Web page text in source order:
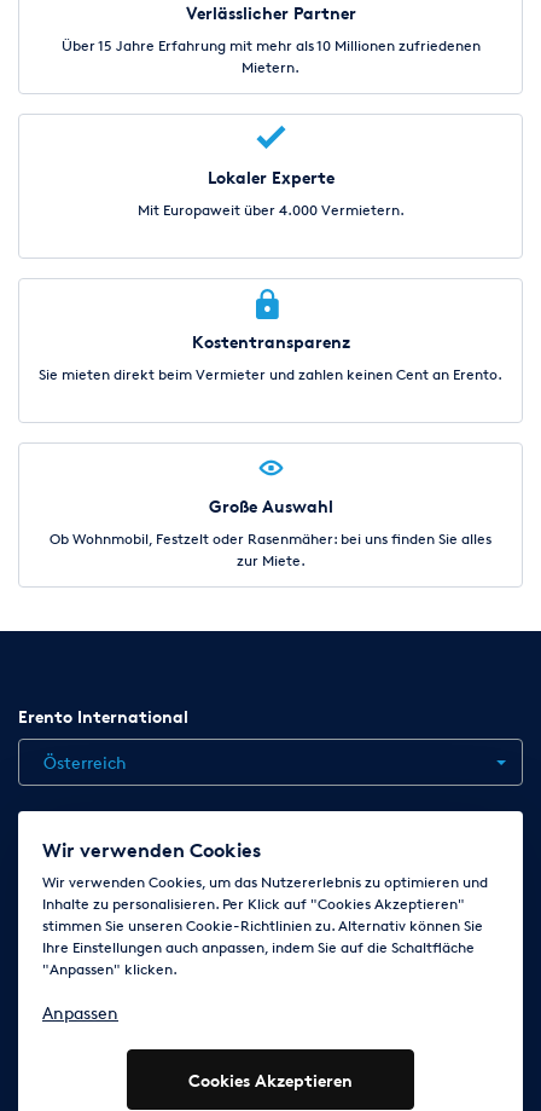
Verlässlicher Partner
Über 15 Jahre Erfahrung mit mehr als 10 Millionen zufriedenen
Mietern.
Lokaler Experte
Mit Europaweit über 4.000 Vermietern.
Kostentransparenz
Sie mieten direkt beim Vermieter und zahlen keinen Cent an Erento.
Große Auswahl
Ob Wohnmobil, Festzelt oder Rasenmäher: bei uns finden Sie alles
zur Miete.
Erento International
Österreich
Jobs Kontakt News
AGB
Impressum Cookie-Einstellungen ändern
Folge uns auf
© 2003 - 2026 Erento Campanda GmbH - Alle Rechte
Wir verwenden Cookies
Wir verwenden Cookies, um das Nutzererlebnis zu optimieren und
Inhalte zu personalisieren. Per Klick auf "Cookies Akzeptieren"
stimmen Sie unseren Cookie-Richtlinien zu. Alternativ können Sie
Ihre Einstellungen auch anpassen, indem Sie auf die Schaltfläche
"Anpassen" klicken.
Anpassen
Cookies Akzeptieren